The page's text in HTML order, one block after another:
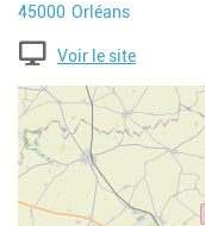
Code postal
45000 Ville
Orléans
Voir le site
Geolocalisation